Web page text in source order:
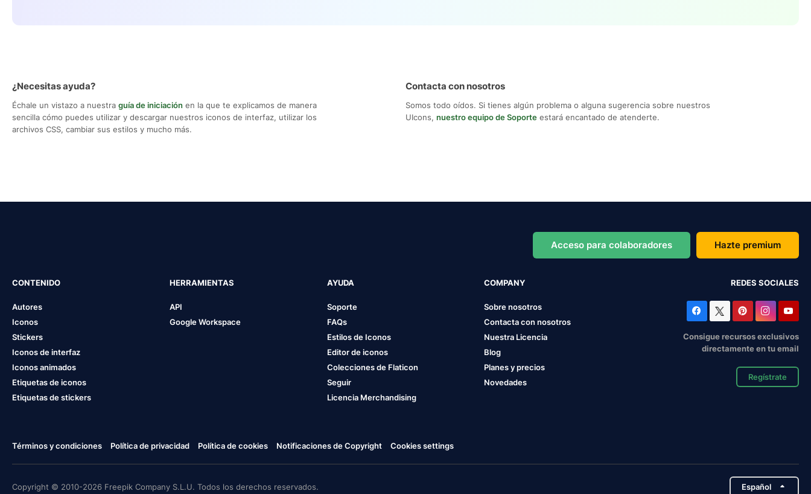
¿Necesitas ayuda?
Échale un vistazo a nuestra guía de iniciación en la que te explicamos de manera
sencilla cómo puedes utilizar y descargar nuestros iconos de interfaz, utilizar los
archivos CSS, cambiar sus estilos y mucho más.
Contacta con nosotros
Somos todo oídos. Si tienes algún problema o alguna sugerencia sobre nuestros
UIcons, nuestro equipo de Soporte estará encantado de atenderte.
Acceso para colaboradores Hazte premium
CONTENIDO
Autores
Iconos
Stickers
Iconos de interfaz
Iconos animados
Etiquetas de iconos
Etiquetas de stickers
HERRAMIENTAS
API
Google Workspace
AYUDA
Soporte
FAQs
Estilos de Iconos
Editor de iconos
Colecciones de Flaticon
Seguir
Licencia Merchandising
COMPANY
Sobre nosotros
Contacta con nosotros
Nuestra Licencia
Blog
Planes y precios
Novedades
REDES SOCIALES
Consigue recursos exclusivos
directamente en tu email
Regístrate
Términos y condiciones Política de privacidad Política de cookies Notificaciones de Copyright Cookies settings
Copyright © 2010-2026 Freepik Company S.L.U. Todos los derechos reservados. Español